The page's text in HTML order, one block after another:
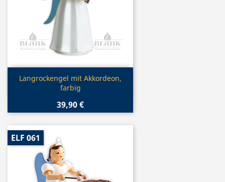
Vorschau
Langrockengel mit Akkordeon,
farbig
39,90 €
ELF 061